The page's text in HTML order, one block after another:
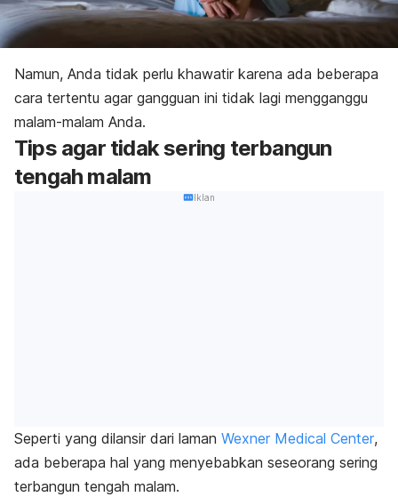
Namun, Anda tidak perlu khawatir karena ada beberapa
cara tertentu agar gangguan ini tidak lagi mengganggu
malam-malam Anda.
Tips agar tidak sering terbangun
tengah malam
Iklan
Seperti yang dilansir dari laman Wexner Medical Center,
ada beberapa hal yang menyebabkan seseorang sering
terbangun tengah malam.